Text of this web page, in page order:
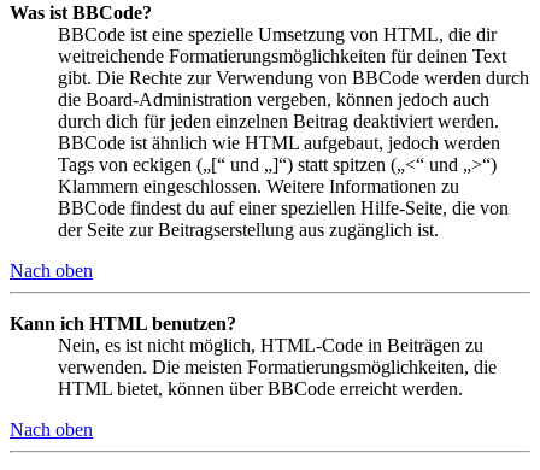
Was ist BBCode?
BBCode ist eine spezielle Umsetzung von HTML, die dir
weitreichende Formatierungsmöglichkeiten für deinen Text
gibt. Die Rechte zur Verwendung von BBCode werden durch
die Board-Administration vergeben, können jedoch auch
durch dich für jeden einzelnen Beitrag deaktiviert werden.
BBCode ist ähnlich wie HTML aufgebaut, jedoch werden
Tags von eckigen („[“ und „]“) statt spitzen („<“ und „>“)
Klammern eingeschlossen. Weitere Informationen zu
BBCode findest du auf einer speziellen Hilfe-Seite, die von
der Seite zur Beitragserstellung aus zugänglich ist.
Nach oben
Kann ich HTML benutzen?
Nein, es ist nicht möglich, HTML-Code in Beiträgen zu
verwenden. Die meisten Formatierungsmöglichkeiten, die
HTML bietet, können über BBCode erreicht werden.
Nach oben